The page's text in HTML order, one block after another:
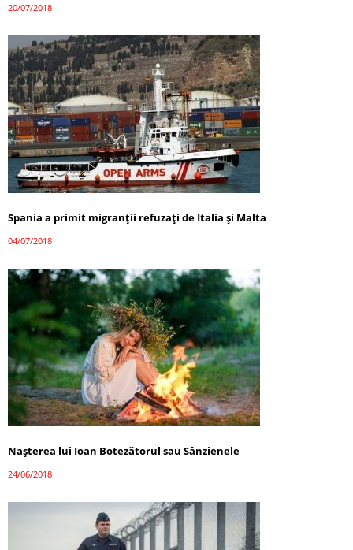
20/07/2018
Spania a primit migranții refuzați de Italia și Malta
04/07/2018
Naşterea lui Ioan Botezătorul sau Sânzienele
24/06/2018